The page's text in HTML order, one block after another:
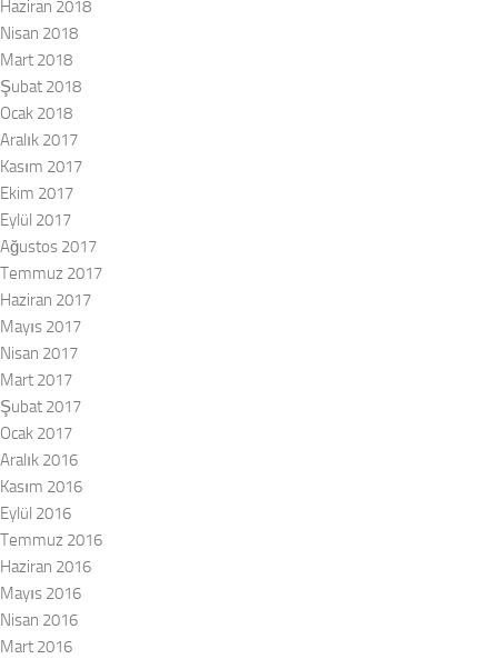
Haziran 2018
Nisan 2018
Mart 2018
Şubat 2018
Ocak 2018
Aralık 2017
Kasım 2017
Ekim 2017
Eylül 2017
Ağustos 2017
Temmuz 2017
Haziran 2017
Mayıs 2017
Nisan 2017
Mart 2017
Şubat 2017
Ocak 2017
Aralık 2016
Kasım 2016
Eylül 2016
Temmuz 2016
Haziran 2016
Mayıs 2016
Nisan 2016
Mart 2016